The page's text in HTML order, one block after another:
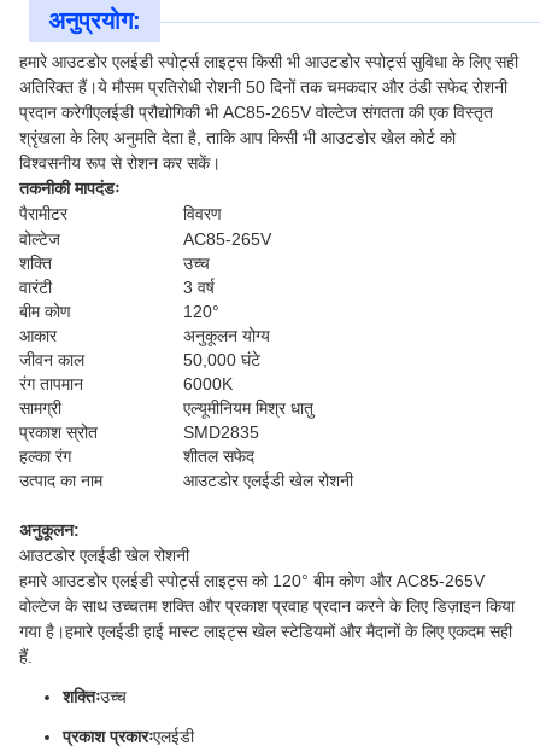
अनुप्रयोग:
हमारे आउटडोर एलईडी स्पोर्ट्स लाइट्स किसी भी आउटडोर स्पोर्ट्स सुविधा के लिए सही
अतिरिक्त हैं।ये मौसम प्रतिरोधी रोशनी 50 दिनों तक चमकदार और ठंडी सफेद रोशनी
प्रदान करेगीएलईडी प्रौद्योगिकी भी AC85-265V वोल्टेज संगतता की एक विस्तृत
श्रृंखला के लिए अनुमति देता है, ताकि आप किसी भी आउटडोर खेल कोर्ट को
विश्वसनीय रूप से रोशन कर सकें।
तकनीकी मापदंडः
पैरामीटर
विवरण
वोल्टेज
AC85-265V
शक्ति
उच्च
वारंटी
3 वर्ष
बीम कोण
120°
आकार
अनुकूलन योग्य
जीवन काल
50,000 घंटे
रंग तापमान
6000K
सामग्री
एल्यूमीनियम मिश्र धातु
प्रकाश स्रोत
SMD2835
हल्का रंग
शीतल सफेद
उत्पाद का नाम
आउटडोर एलईडी खेल रोशनी
अनुकूलन:
आउटडोर एलईडी खेल रोशनी
हमारे आउटडोर एलईडी स्पोर्ट्स लाइट्स को 120° बीम कोण और AC85-265V
वोल्टेज के साथ उच्चतम शक्ति और प्रकाश प्रवाह प्रदान करने के लिए डिज़ाइन किया
गया है।हमारे एलईडी हाई मास्ट लाइट्स खेल स्टेडियमों और मैदानों के लिए एकदम सही
हैं.
शक्तिःउच्च
प्रकाश प्रकारःएलईडी